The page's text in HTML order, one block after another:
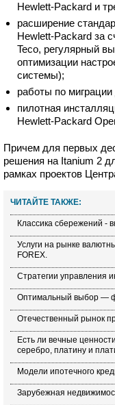
Hewlett-Packard и
расширение
Hewlett-Packard за
Teco, регулярный
оптимизации
системы);
работы по
пилотная
Hewlett-Packard
Причем для первых
решения на Itanium 2
рамках проектов
ЧИТАЙТЕ ТАКЖЕ:
Классика сбережений -
Услуги на рынке
FOREX.
Стратегии управления
Оптимальный выбор —
Отечественный рынок
Есть ли вечные
серебро, платину и
Модели ипотечного
Зарубежная